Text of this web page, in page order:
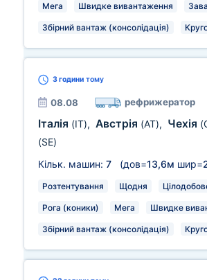
Мега Швидке вивантаження
Збірний вантаж (консолідація)
3 години тому
08.08 рефрижератор
Італія (IT), Австрія (AT), Чехія
(SE)
Кільк. машин: 7 (дов=13,6м шир=
Розтентування Щодня
Рога (коники) Мега Швидке
Збірний вантаж (консолідація)